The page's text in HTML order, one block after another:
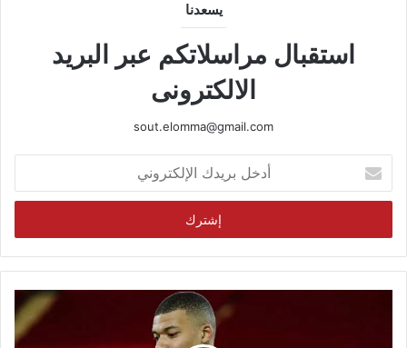
يسعدنا
استقبال مراسلاتكم عبر البريد
الالكترونى
sout.elomma@gmail.com
بريدك
الإلكتروني